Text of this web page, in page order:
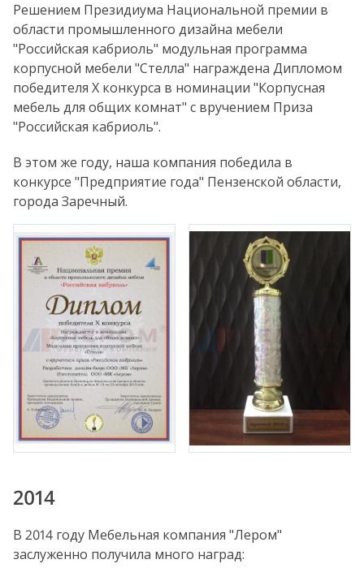
Решением Президиума Национальной премии в
области промышленного дизайна мебели
"Российская кабриоль" модульная программа
корпусной мебели "Стелла" награждена Дипломом
победителя X конкурса в номинации "Корпусная
мебель для общих комнат" с вручением Приза
"Российская кабриоль".
В этом же году, наша компания победила в
конкурсе "Предприятие года" Пензенской области,
города Заречный.
2014
В 2014 году Мебельная компания "Лером"
заслуженно получила много наград: